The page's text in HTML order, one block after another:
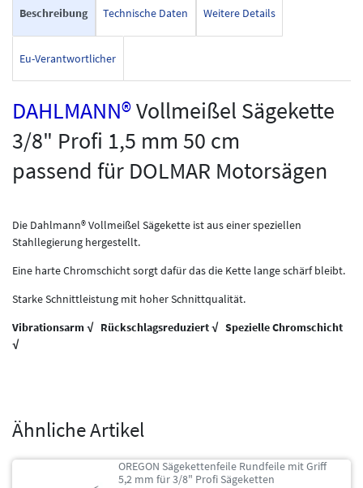
Beschreibung Technische Daten Weitere Details
Eu-Verantwortlicher
DAHLMANN®Vollmeißel Sägekette
3/8" Profi 1,5 mm 50 cm
passend für DOLMAR Motorsägen
Die Dahlmann® Vollmeißel Sägekette ist aus einer speziellen
Stahllegierung hergestellt.
Eine harte Chromschicht sorgt dafür das die Kette lange schärf bleibt.
Starke Schnittleistung mit hoher Schnittqualität.
Vibrationsarm √ Rückschlagsreduziert √ Spezielle Chromschicht
√
Ähnliche Artikel
OREGON Sägekettenfeile Rundfeile mit Griff
5,2 mm für 3/8" Profi Sägeketten